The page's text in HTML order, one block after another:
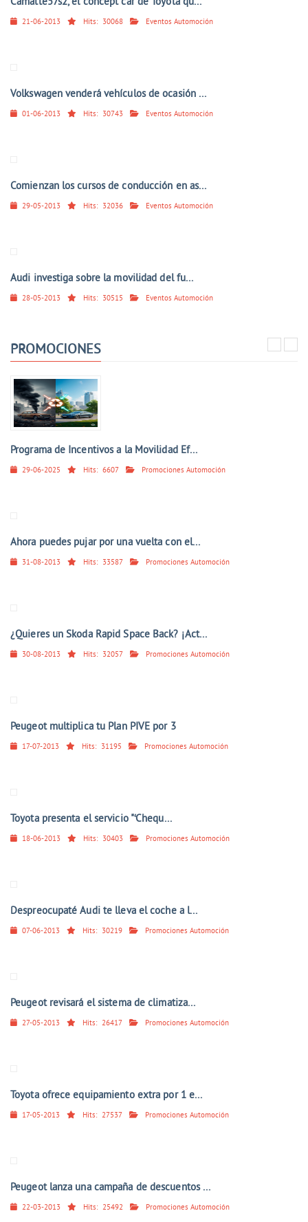
21-06-2013 Hits: 30068 Eventos Automoción
Volkswagen venderá vehículos de ocasión ...
01-06-2013 Hits: 30743 Eventos Automoción
Comienzan los cursos de conducción en as...
29-05-2013 Hits: 32036 Eventos Automoción
Audi investiga sobre la movilidad del fu...
28-05-2013 Hits: 30515 Eventos Automoción
PROMOCIONES
Programa de Incentivos a la Movilidad Ef...
29-06-2025 Hits: 6607 Promociones Automoción
Ahora puedes pujar por una vuelta con el...
31-08-2013 Hits: 33587 Promociones Automoción
¿Quieres un Skoda Rapid Space Back? ¡Act...
30-08-2013 Hits: 32057 Promociones Automoción
Peugeot multiplica tu Plan PIVE por 3
17-07-2013 Hits: 31195 Promociones Automoción
Toyota presenta el servicio "‘Chequ...
18-06-2013 Hits: 30403 Promociones Automoción
Despreocupaté Audi te lleva el coche a l...
07-06-2013 Hits: 30219 Promociones Automoción
Peugeot revisará el sistema de climatiza...
27-05-2013 Hits: 26417 Promociones Automoción
Toyota ofrece equipamiento extra por 1 e...
17-05-2013 Hits: 27537 Promociones Automoción
Peugeot lanza una campaña de descuentos ...
22-03-2013 Hits: 25492 Promociones Automoción